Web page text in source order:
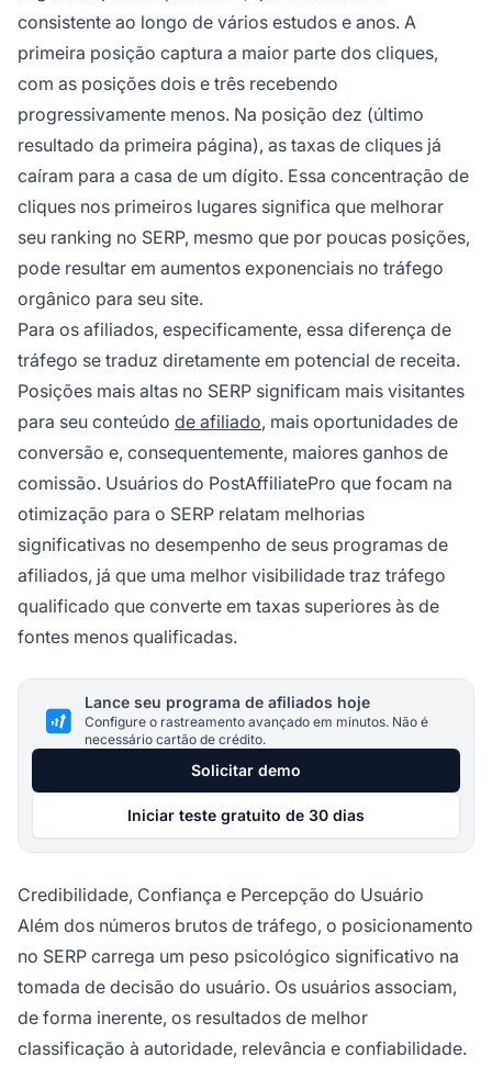
consistente ao longo de vários estudos e anos. A
primeira posição captura a maior parte dos cliques,
com as posições dois e três recebendo
progressivamente menos. Na posição dez (último
resultado da primeira página), as taxas de cliques já
caíram para a casa de um dígito. Essa concentração de
cliques nos primeiros lugares significa que melhorar
seu ranking no SERP, mesmo que por poucas posições,
pode resultar em aumentos exponenciais no tráfego
orgânico para seu site.
Para os afiliados, especificamente, essa diferença de
tráfego se traduz diretamente em potencial de receita.
Posições mais altas no SERP significam mais visitantes
para seu conteúdo de afiliado, mais oportunidades de
conversão e, consequentemente, maiores ganhos de
comissão. Usuários do PostAffiliatePro que focam na
otimização para o SERP relatam melhorias
significativas no desempenho de seus programas de
afiliados, já que uma melhor visibilidade traz tráfego
qualificado que converte em taxas superiores às de
fontes menos qualificadas.
Lance seu programa de afiliados hoje
Configure o rastreamento avançado em minutos. Não é
necessário cartão de crédito.
Solicitar demo
Iniciar teste gratuito de 30 dias
Credibilidade, Confiança e Percepção do Usuário
Além dos números brutos de tráfego, o posicionamento
no SERP carrega um peso psicológico significativo na
tomada de decisão do usuário. Os usuários associam,
de forma inerente, os resultados de melhor
classificação à autoridade, relevância e confiabilidade.